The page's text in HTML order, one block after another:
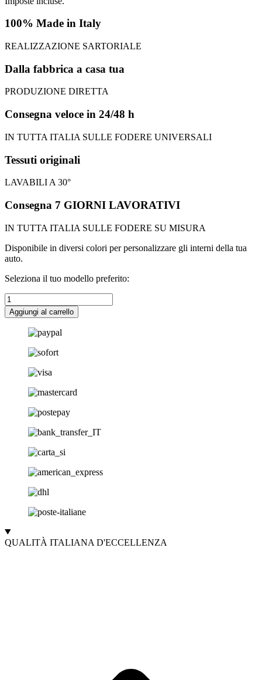
100% Made in Italy
REALIZZAZIONE SARTORIALE
Dalla fabbrica a casa tua
PRODUZIONE DIRETTA
Consegna veloce in 24/48 h
IN TUTTA ITALIA SULLE FODERE UNIVERSALI
Tessuti originali
LAVABILI A 30°
Consegna 7 GIORNI LAVORATIVI
IN TUTTA ITALIA SULLE FODERE SU MISURA
Disponibile in diversi colori per personalizzare gli interni della tua
auto.
Seleziona il tuo modello preferito:
PANNO
WIZZY
ANTIAPPANNANTE
quantità
Aggiungi al carrello
QUALITÀ ITALIANA D'ECCELLENZA